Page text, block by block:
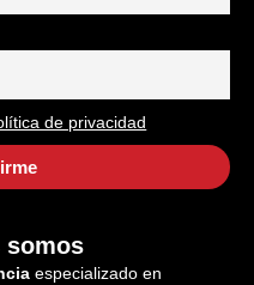
de privacidad
somos
especializado en